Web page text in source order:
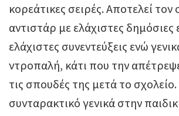
κορεάτικες σειρές. Αποτελεί
αντιστάρ με ελάχιστες δημόσιες
ελάχιστες συνεντεύξεις ενώ
ντροπαλή, κάτι που την
τις σπουδές της μετά το
συνταρακτικό γενικά στην